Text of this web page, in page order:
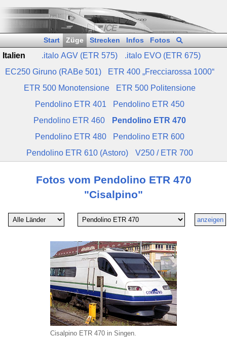
Start Züge Strecken Infos Fotos
Italien .italo AGV (ETR 575)
.italo EVO (ETR 675)
EC250 Giruno (RABe 501)
ETR 400 „Frecciarossa 1000“
ETR 500 Monotensione
ETR 500 Politensione
Pendolino ETR 401
Pendolino ETR 450
Pendolino ETR 460
Pendolino ETR 470
Pendolino ETR 480
Pendolino ETR 600
Pendolino ETR 610 (Astoro)
V250 / ETR 700
Fotos vom Pendolino ETR 470
"Cisalpino"
Cisalpino ETR 470 in Singen.